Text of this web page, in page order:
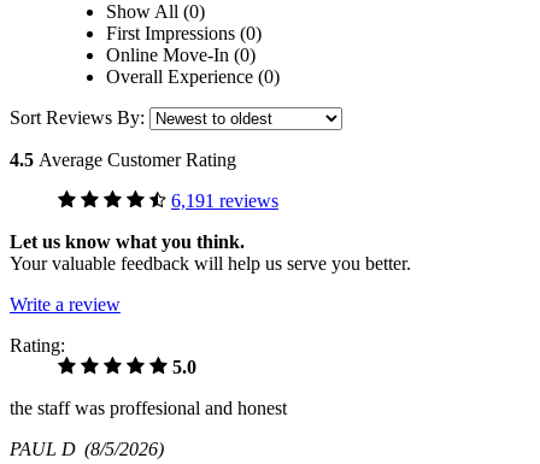
Show All (0)
First Impressions (0)
Online Move-In (0)
Overall Experience (0)
Sort Reviews By:
4.5 Average Customer Rating
6,191 reviews
Let us know what you think.
Your valuable feedback will help us serve you better.
Write a review
Rating:
5.0
the staff was proffesional and honest
PAUL D (8/5/2026)